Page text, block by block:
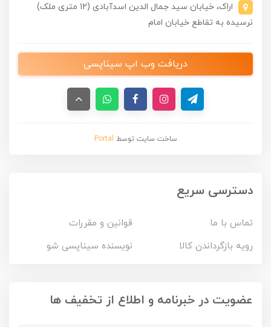
اراک، خیابان سید جمال الدین اسدآبادی (12 متری ملک)
نرسیده به تقاطع خیابان امام
دریافت وب اپ سیناپسی
ساخت سایت توسط Portal
دسترسی سریع
تماس با ما
قوانین و مقررات
رویه بازگرداندن کالا
نویسنده سیناپسی شو
عضویت در خبرنامه و اطلاع از تخفیف ها